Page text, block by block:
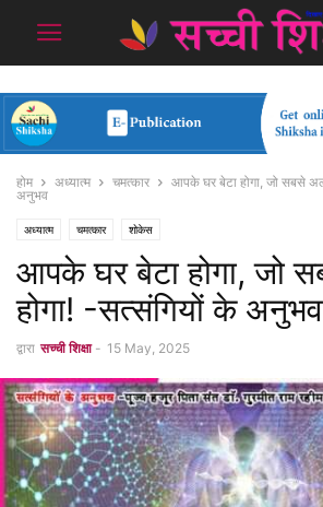
होम अध्यात्म चमत्कार
आपके घर बेटा होगा, जो सबसे
अनुभव
अध्यात्म चमत्कार शोकेस
आपके घर बेटा होगा, जो
होगा! -सत्संगियों के अनुभव
द्वारा सच्ची शिक्षा - 15 May, 2025